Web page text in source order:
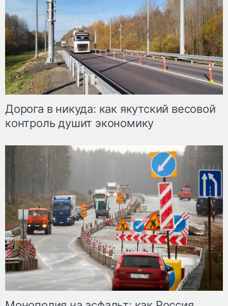
Дорога в никуда: как якутский весовой
контроль душит экономику